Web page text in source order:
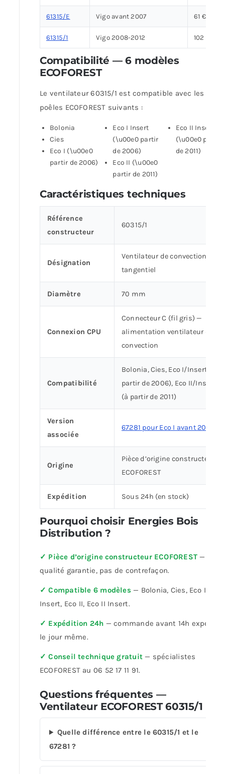
61315/E Vigo avant 2007 61 €
61315/1 Vigo 2008-2012 102 €
Compatibilité — 6 modèles
ECOFOREST
Le ventilateur 60315/1 est compatible avec les
poêles ECOFOREST suivants :
Bolonia
Cies
Eco I (\u00e0
partir de 2006)
Eco I Insert
(\u00e0 partir
de 2006)
Eco II (\u00e0
partir de 2011)
Eco II Insert
(\u00e0 partir
de 2011)
Caractéristiques techniques
Référence
constructeur
60315/1
Désignation
Ventilateur de convection
tangentiel
Diamètre 70 mm
Connexion CPU
Connecteur C (fil gris) —
alimentation ventilateur de
convection
Compatibilité
Bolonia, Cies, Eco I/Insert (à
partir de 2006), Eco II/Insert
(à partir de 2011)
Version
associée
67281 pour Eco I avant 2010
Origine
Pièce d’origine constructeur
ECOFOREST
Expédition Sous 24h (en stock)
Pourquoi choisir Energies Bois
Distribution ?
✓ Pièce d’origine constructeur ECOFOREST—
qualité garantie, pas de contrefaçon.
✓ Compatible 6 modèles — Bolonia, Cies, Eco I, Eco
Insert, Eco II, Eco II Insert.
✓ Expédition 24h — commande avant 14h expédiée
le jour même.
✓ Conseil technique gratuit — spécialistes
ECOFOREST au 06 52 17 11 91.
Questions fréquentes —
Ventilateur ECOFOREST 60315/1
Quelle différence entre le 60315/1 et le
67281 ?